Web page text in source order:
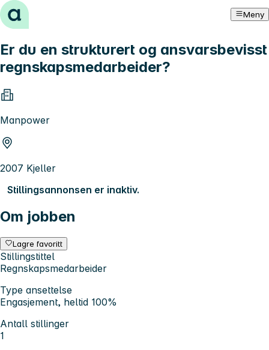
Hopp til innhold Meny
Er du en strukturert og ansvarsbevisst
regnskapsmedarbeider?
Manpower
2007 Kjeller
Stillingsannonsen er inaktiv.
Om jobben
Lagre favoritt
Stillingstittel
Regnskapsmedarbeider
Type ansettelse
Engasjement, heltid 100%
Antall stillinger
1